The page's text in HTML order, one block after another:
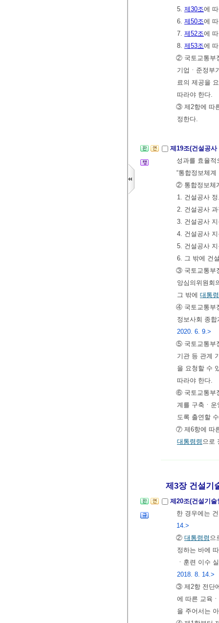
5. 제30조에
6. 제50조에
7. 제52조에
8. 제53조에
② 국토교통부
기업ㆍ준정부
료의 제공을
따라야 한다.
③ 제2항에 따
정한다.
제19조(건설공
성과를 효율
“통합정보체
② 통합정보체
1. 건설공사
2. 건설공사
3. 건설공사
4. 건설공사
5. 건설공사
6. 그 밖에 건
③ 국토교통부
앙심의위원회
그 밖에 대통
④ 국토교통부
정보사회 종
2020. 6. 9.>
⑤ 국토교통부
기관 등 관계
을 요청할 수
따라야 한다.
⑥ 국토교통부
계를 구축ㆍ
도록 출연할
⑦ 제6항에 따
대통령령 으로
제3장 건설기
제20조(건설기
한 경우에는
14.>
② 대통령령 으
정하는 바에
ㆍ훈련 이수
2018. 8. 14.>
③ 제2항 전단
에 따른 교육
을 주어서는